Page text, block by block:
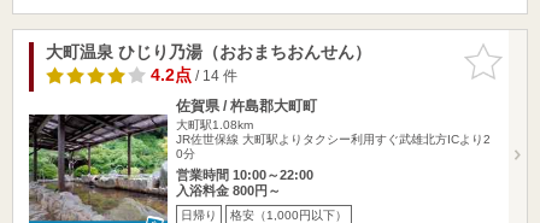
お気に入
りに追加
大町温泉 ひじり乃湯（おおまちおんせん）
4.2点/ 14 件
佐賀県 / 杵島郡大町町
大町駅1.08km
JR佐世保線 大町駅よりタクシー利用すぐ武雄北方ICより2
0分
営業時間 10:00～22:00
入浴料金 800円～
日帰り 格安（1,000円以下）